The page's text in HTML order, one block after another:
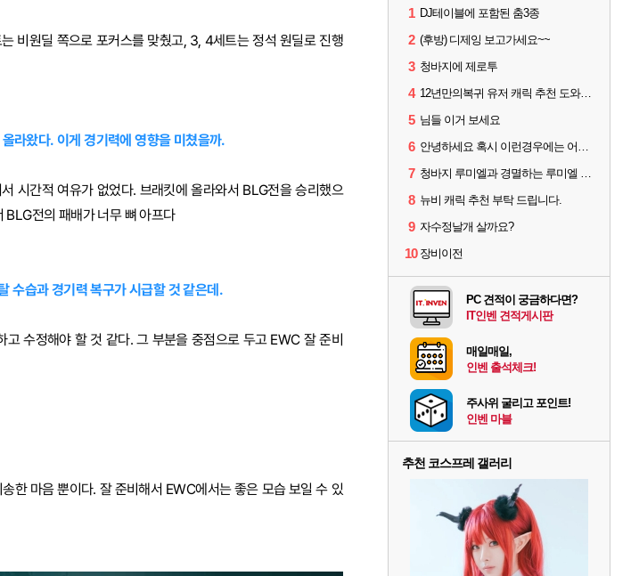
비원딜 쪽으로 포커스를 맞췄고, 3, 4세트는 정석 원딜로 진행
라왔다. 이게 경기력에 영향을 미쳤을까.
시간적 여유가 없었다. 브래킷에 올라와서 BLG전을 승리했으
BLG전의 패배가 너무 뼈 아프다
수습과 경기력 복구가 시급할 것 같은데.
수정해야 할 것 같다. 그 부분을 중점으로 두고 EWC 잘 준비
한 마음 뿐이다. 잘 준비해서 EWC에서는 좋은 모습 보일 수 있
1 DJ테이블에 포함된 춤3종
2 (후방) 디제잉 보고가세요~~
3 청바지에 제로투
4 12년만의복귀 유저 캐릭 추천 도와주세요 ㅠㅠ
5 님들 이거 보세요
6 안녕하세요 혹시 이런경우에는 어떻게 해야될까요?
7 청바지 루미엘과 경멸하는 루미엘 보고 가세요!
8 뉴비 캐릭 추천 부탁 드립니다.
9 자수정날개 살까요?
10 장비이전
PC 견적이 궁금하다면?
IT인벤 견적게시판
매일매일,
인벤 출석체크!
주사위 굴리고 포인트!
인벤 마블
추천 코스프레 갤러리